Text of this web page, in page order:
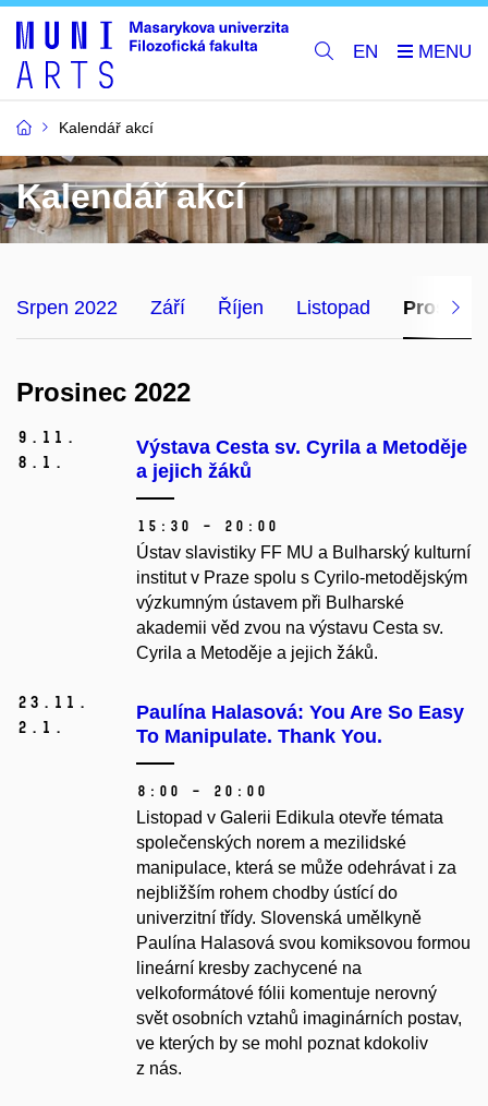
EN
Kalendář akcí
Kalendář akcí
Srpen 2022 Září Říjen Listopad Prosinec
Prosinec 2022
9. 11.
8. 1.
Výstava Cesta sv. Cyrila a Metoděje
a jejich žáků
15:30 – 20:00
Ústav slavistiky FF MU a Bulharský kulturní
institut v Praze spolu s Cyrilo-metodějským
výzkumným ústavem při Bulharské
akademii věd zvou na výstavu Cesta sv.
Cyrila a Metoděje a jejich žáků.
23. 11.
2. 1.
Paulína Halasová: You Are So Easy
To Manipulate. Thank You.
8:00 – 20:00
Listopad v Galerii Edikula otevře témata
společenských norem a mezilidské
manipulace, která se může odehrávat i za
nejbližším rohem chodby ústící do
univerzitní třídy. Slovenská umělkyně
Paulína Halasová svou komiksovou formou
lineární kresby zachycené na
velkoformátové fólii komentuje nerovný
svět osobních vztahů imaginárních postav,
ve kterých by se mohl poznat kdokoliv
z nás.